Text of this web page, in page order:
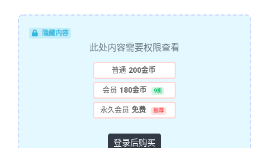
隐藏内容
此处内容需要权限查看
普通 200金币
会员 180金币 9折
永久会员 免费 推荐
登录后购买